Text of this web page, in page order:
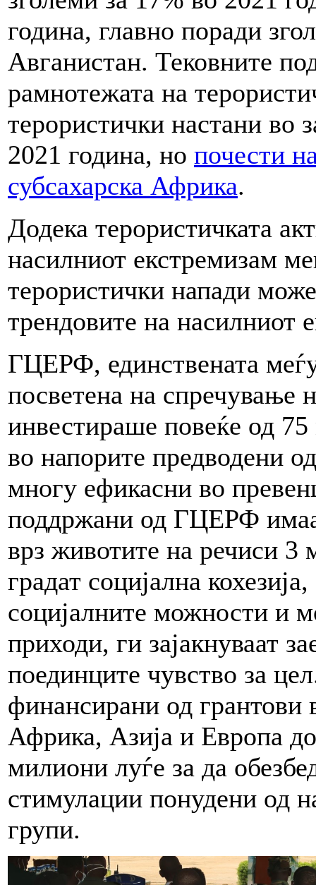
година, главно поради
Авганистан. Тековните
рамнотежата на
терористички настани во
2021 година, но почести
субсахарска Африка.
Додека терористичката
насилниот екстремизам
терористички напади може
трендовите на насилниот
ГЦЕРФ, единствената
посветена на спречување
инвестираше повеќе од
во напорите предводени
многу ефикасни во
поддржани од ГЦЕРФ имаа
врз животите на речиси 3
градат социјална
социјалните можности и
приходи, ги зајакнуваат
поединците чувство за
финансирани од
Африка, Азија и Европа
милиони луѓе за да
стимулации понудени од
групи.